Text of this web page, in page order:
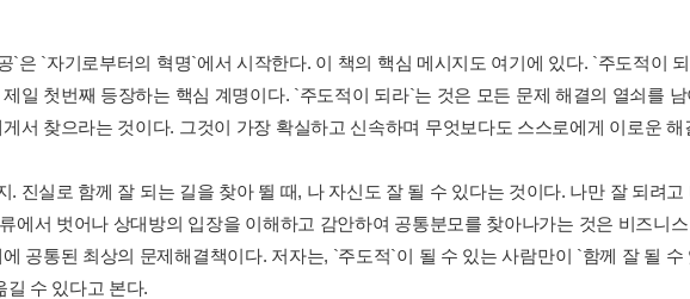
`은 `자기로부터의 혁명`에서 시작한다. 이 책의 핵심 메시지도 여기에 있다. `주도적이
일 첫번째 등장하는 핵심 계명이다. `주도적이 되라`는 것은 모든 문제 해결의 열쇠를
서 찾으라는 것이다. 그것이 가장 확실하고 신속하며 무엇보다도 스스로에게 이로운 해
. 진실로 함께 잘 되는 길을 찾아 뛸 때, 나 자신도 잘 될 수 있다는 것이다. 나만 잘 되려
에서 벗어나 상대방의 입장을 이해하고 감안하여 공통분모를 찾아나가는 것은 비즈니
공통된 최상의 문제해결책이다. 저자는, `주도적`이 될 수 있는 사람만이 `함께 잘 될 수
길 수 있다고 본다.